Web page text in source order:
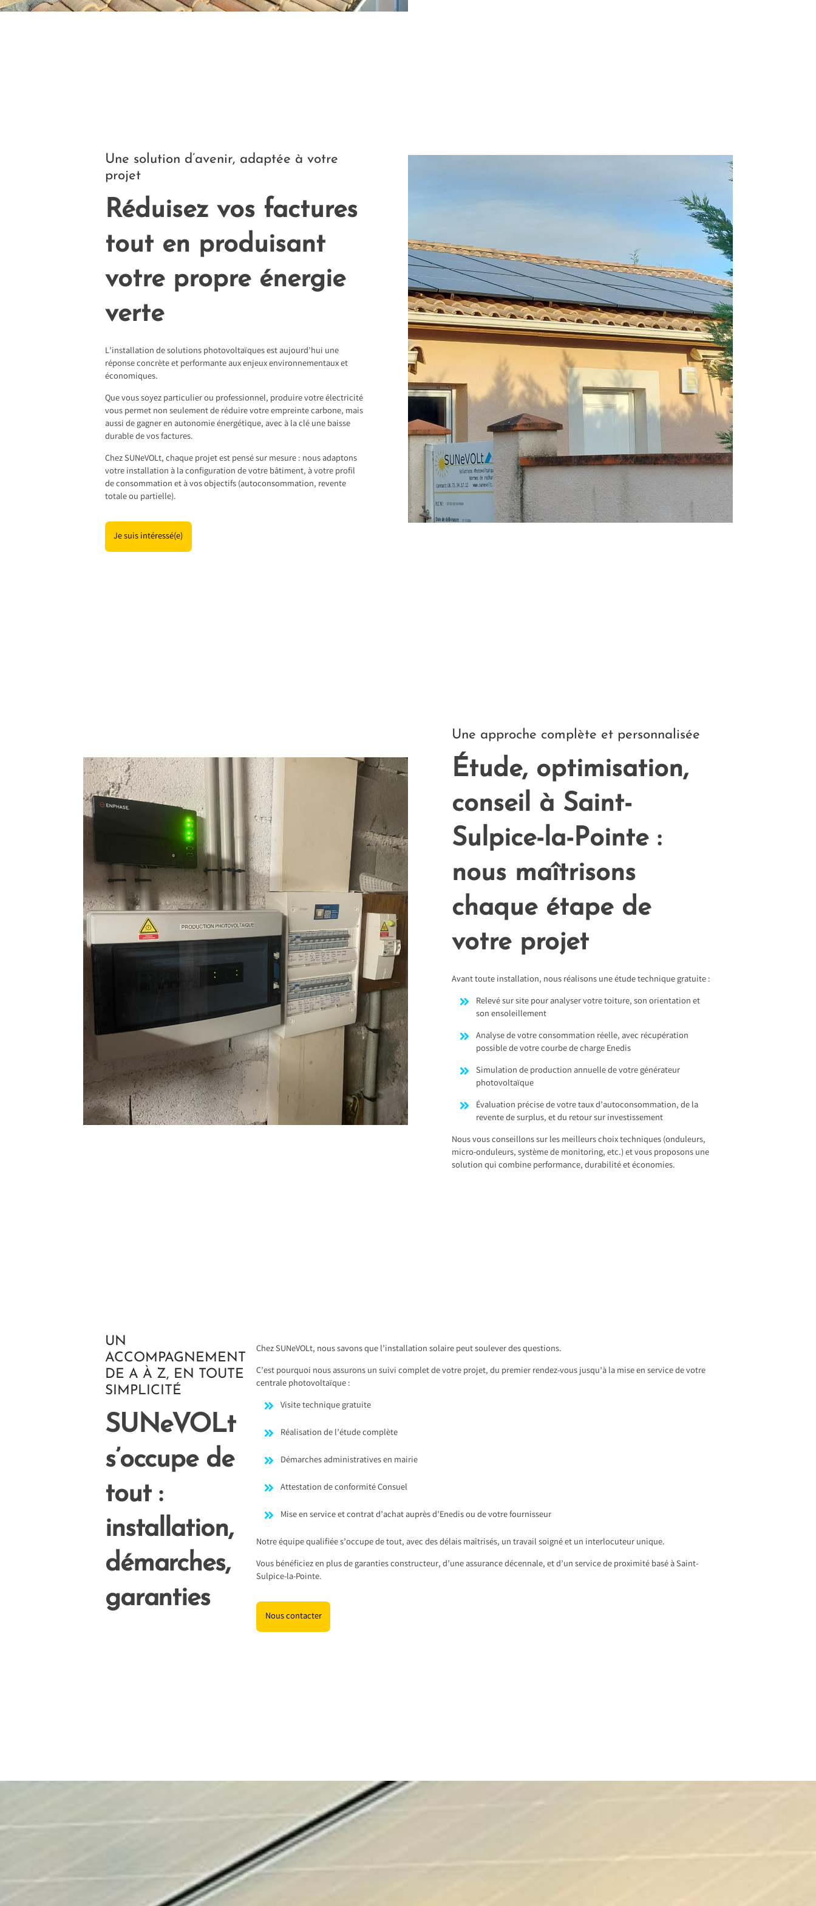
Une solution d’avenir, adaptée à votre
projet
Réduisez vos factures
tout en produisant
votre propre énergie
verte
L’installation de solutions photovoltaïques est aujourd’hui une
réponse concrète et performante aux enjeux environnementaux et
économiques.
Que vous soyez particulier ou professionnel, produire votre électricité
vous permet non seulement de réduire votre empreinte carbone, mais
aussi de gagner en autonomie énergétique, avec à la clé une baisse
durable de vos factures.
Chez SUNeVOLt, chaque projet est pensé sur mesure : nous adaptons
votre installation à la configuration de votre bâtiment, à votre profil
de consommation et à vos objectifs (autoconsommation, revente
totale ou partielle).
Je suis intéressé(e)
Une approche complète et personnalisée
Étude, optimisation,
conseil à Saint-
Sulpice-la-Pointe :
nous maîtrisons
chaque étape de
votre projet
Avant toute installation, nous réalisons une étude technique gratuite :
Relevé sur site pour analyser votre toiture, son orientation et
son ensoleillement
Analyse de votre consommation réelle, avec récupération
possible de votre courbe de charge Enedis
Simulation de production annuelle de votre générateur
photovoltaïque
Évaluation précise de votre taux d’autoconsommation, de la
revente de surplus, et du retour sur investissement
Nous vous conseillons sur les meilleurs choix techniques (onduleurs,
micro-onduleurs, système de monitoring, etc.) et vous proposons une
solution qui combine performance, durabilité et économies.
UN
ACCOMPAGNEMENT
DE A À Z, EN TOUTE
SIMPLICITÉ
SUNeVOLt
s’occupe de
tout :
installation,
démarches,
garanties
Chez SUNeVOLt, nous savons que l’installation solaire peut soulever des questions.
C’est pourquoi nous assurons un suivi complet de votre projet, du premier rendez-vous jusqu’à la mise en service de votre
centrale photovoltaïque :
Visite technique gratuite
Réalisation de l’étude complète
Démarches administratives en mairie
Attestation de conformité Consuel
Mise en service et contrat d’achat auprès d’Enedis ou de votre fournisseur
Notre équipe qualifiée s’occupe de tout, avec des délais maîtrisés, un travail soigné et un interlocuteur unique.
Vous bénéficiez en plus de garanties constructeur, d’une assurance décennale, et d’un service de proximité basé à Saint-
Sulpice-la-Pointe.
Nous contacter